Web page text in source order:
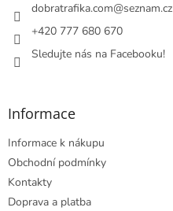
dobratrafika.com@seznam.cz
+420 777 680 670
Sledujte nás na Facebooku!
Informace
Informace k nákupu
Obchodní podmínky
Kontakty
Doprava a platba